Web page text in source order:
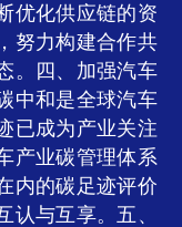
优化供应链的资
努力构建合作共
。四、加强汽车
中和是全球汽车
已成为产业关注
产业碳管理体系
内的碳足迹评价
认与互享。五、